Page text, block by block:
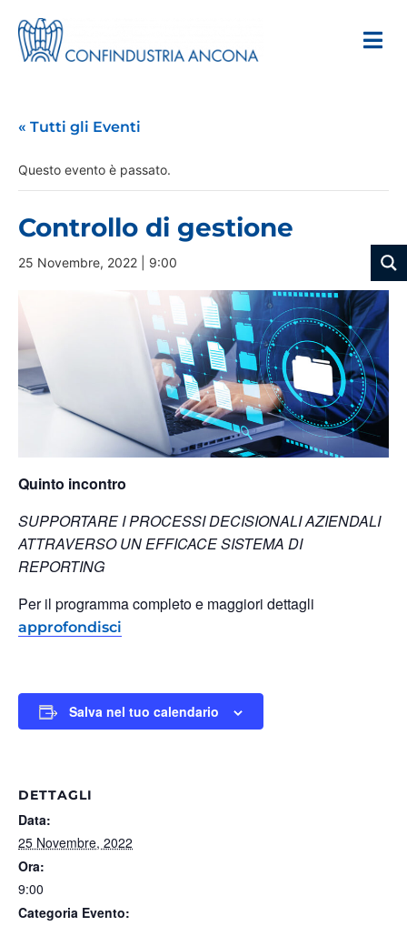
« Tutti gli Eventi
Questo evento è passato.
Controllo di gestione
25 Novembre, 2022 | 9:00
Quinto incontro
SUPPORTARE I PROCESSI DECISIONALI AZIENDALI
ATTRAVERSO UN EFFICACE SISTEMA DI
REPORTING
Per il programma completo e maggiori dettagli
approfondisci
Salva nel tuo calendario
DETTAGLI
Data:
25 Novembre, 2022
Ora:
9:00
Categoria Evento: